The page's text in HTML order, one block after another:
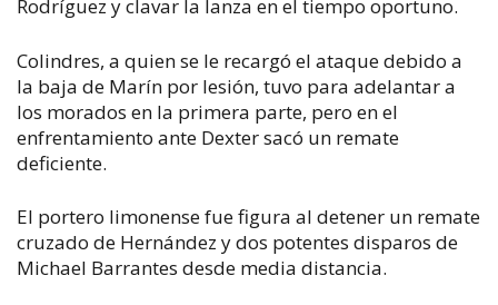
Rodríguez y clavar la lanza en el tiempo oportuno.
Colindres, a quien se le recargó el ataque debido a
la baja de Marín por lesión, tuvo para adelantar a
los morados en la primera parte, pero en el
enfrentamiento ante Dexter sacó un remate
deficiente.
El portero limonense fue figura al detener un remate
cruzado de Hernández y dos potentes disparos de
Michael Barrantes desde media distancia.